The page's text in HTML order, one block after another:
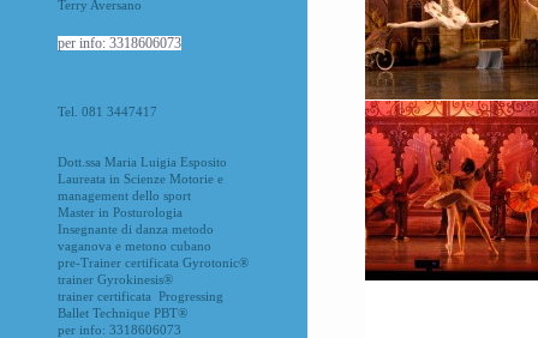
Terry Aversano
per info: 3318606073
Tel. 081 3447417
Dott.ssa Maria Luigia Esposito
Laureata in Scienze Motorie e
management dello sport
Master in Posturologia
Insegnante di danza metodo
vaganova e metono cubano
pre-Trainer certificata Gyrotonic®
trainer Gyrokinesis®
trainer certificata Progressing
Ballet Technique PBT®
per info: 3318606073